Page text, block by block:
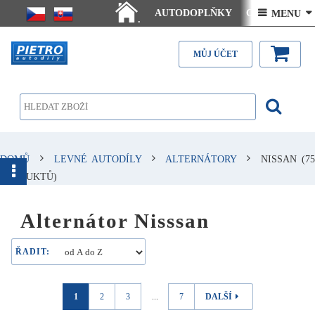
.
AUTODOPLŇKY Ceny doručení
Články - návody Kontakt
 MENU 
MŮJ ÚČET
DOMŮ LEVNÉ AUTODÍLY ALTERNÁTORY NISSAN (75
PRODUKTŮ)
Alternátor Nisssan
ŘADIT:
1 2 3 ... 7 DALŠÍ